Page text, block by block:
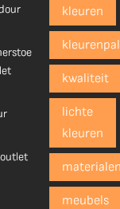
kleuren
kwaliteit
lichte
kleuren
meubels